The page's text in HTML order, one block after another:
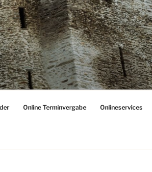
Online Terminvergabe Onlineservices